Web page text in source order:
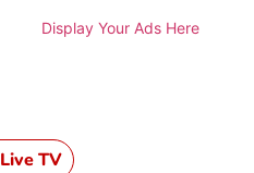
Display Your Ads Here
Live TV